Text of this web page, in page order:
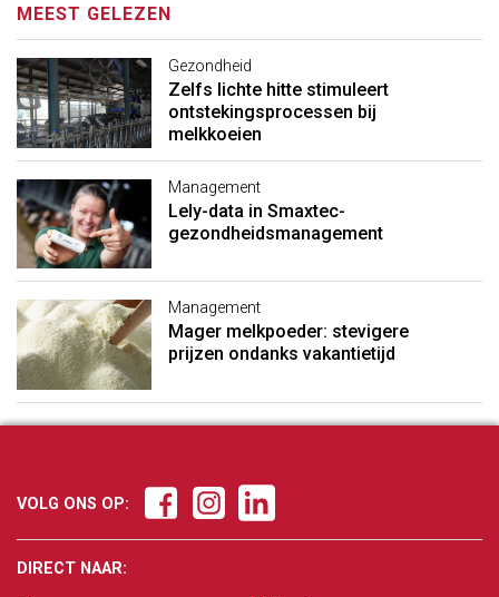
MEEST GELEZEN
Gezondheid
Zelfs lichte hitte stimuleert
ontstekingsprocessen bij
melkkoeien
Management
Lely-data in Smaxtec-
gezondheidsmanagement
Management
Mager melkpoeder: stevigere
prijzen ondanks vakantietijd
VOLG ONS OP:
DIRECT NAAR: